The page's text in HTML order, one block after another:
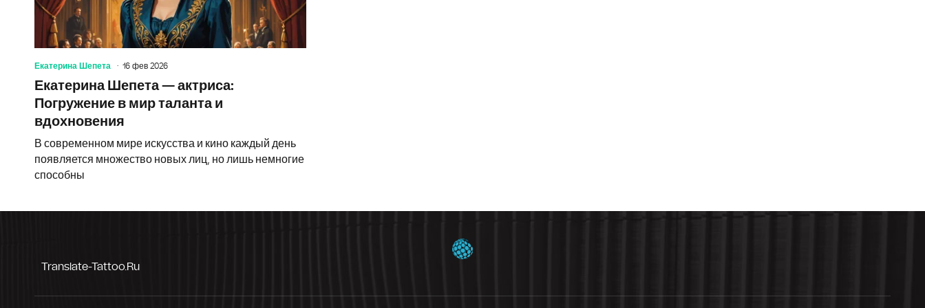
Екатерина Шепета 16 фев 2026
Екатерина Шепета — актриса:
Погружение в мир таланта и
вдохновения
В современном мире искусства и кино каждый день
появляется множество новых лиц, но лишь немногие
способны
Translate-Tattoo.ru